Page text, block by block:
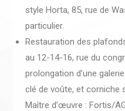
style Horta, 85, rue de
particulier.
Restauration des
au 12-14-16, rue du
prolongation d’une
clé de voûte, et corniche
Maître d’œuvre : Fortis/